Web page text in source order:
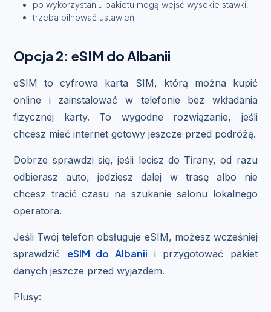
po wykorzystaniu pakietu mogą wejść wysokie stawki,
trzeba pilnować ustawień.
Opcja 2: eSIM do Albanii
eSIM to cyfrowa karta SIM, którą można kupić
online i zainstalować w telefonie bez wkładania
fizycznej karty. To wygodne rozwiązanie, jeśli
chcesz mieć internet gotowy jeszcze przed podróżą.
Dobrze sprawdzi się, jeśli lecisz do Tirany, od razu
odbierasz auto, jedziesz dalej w trasę albo nie
chcesz tracić czasu na szukanie salonu lokalnego
operatora.
Jeśli Twój telefon obsługuje eSIM, możesz wcześniej
sprawdzić eSIM do Albanii i przygotować pakiet
danych jeszcze przed wyjazdem.
Plusy: